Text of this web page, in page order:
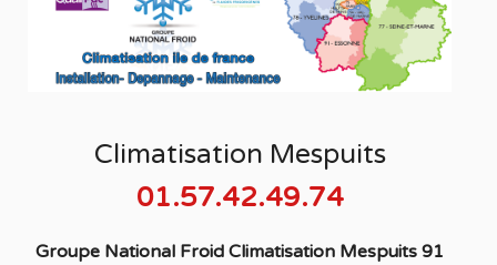
Climatisation Mespuits
01.57.42.49.74
Groupe National Froid Climatisation Mespuits 91